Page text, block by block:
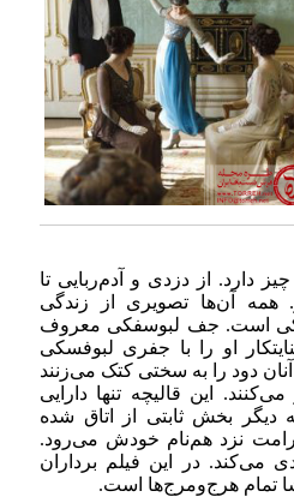
دارد. از دزدی و آدم‌ربایی تا
آن‌ها تصویری از زندگی
است. جف لبوسفکی معروف
او را با جفری لبوفسکی
دود را به سختی کتک می‌زنند
این قالیچه تنها دارایی
بخش ثابتی از اتاق شده
نزد هم‌نام خودش می‌رود.
در این فیلم برداران
تمام هرج‌ومرج‌ها است.